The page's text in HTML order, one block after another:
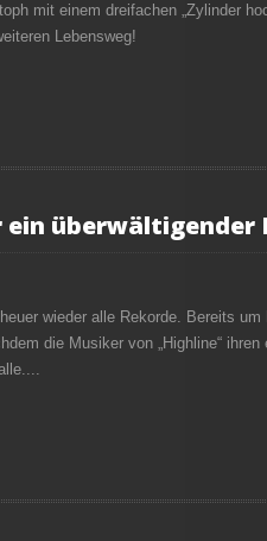
mit einem dreifachen „Zylinder
Lebensweg!
ein überwältigender
wieder alle Rekorde. Bereits
die Musiker von „Highline“